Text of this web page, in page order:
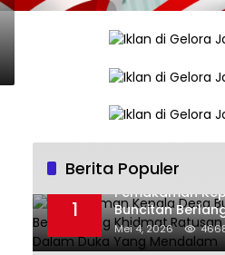
Berita Populer
1
Pemakaman
Buncitan Berlangsung
Dalam Duka
Mei 4, 2026